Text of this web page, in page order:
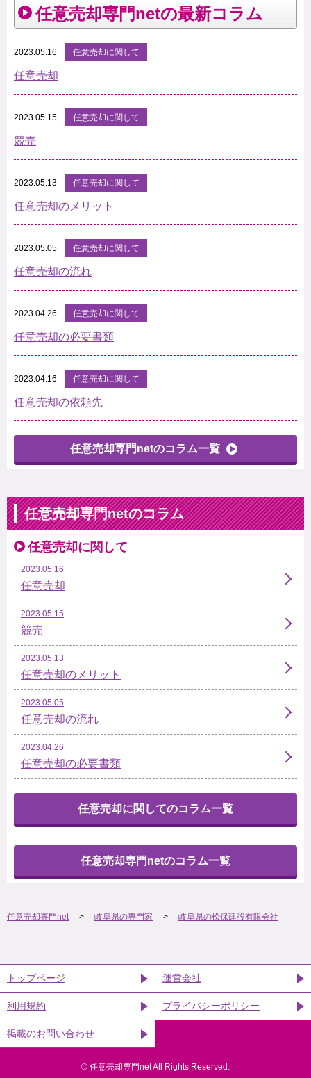
任意売却専門netの最新コラム
2023.05.16 任意売却に関して
任意売却
2023.05.15 任意売却に関して
競売
2023.05.13 任意売却に関して
任意売却のメリット
2023.05.05 任意売却に関して
任意売却の流れ
2023.04.26 任意売却に関して
任意売却の必要書類
2023.04.16 任意売却に関して
任意売却の依頼先
任意売却専門netのコラム一覧
任意売却専門netのコラム
任意売却に関して
2023.05.16
任意売却
2023.05.15
競売
2023.05.13
任意売却のメリット
2023.05.05
任意売却の流れ
2023.04.26
任意売却の必要書類
任意売却に関してのコラム一覧
任意売却専門netのコラム一覧
任意売却専門net 岐阜県の専門家 岐阜県の松保建設有限会社
トップページ 運営会社
利用規約 プライバシーポリシー
掲載のお問い合わせ
©︎ 任意売却専門net All Rights Reserved.